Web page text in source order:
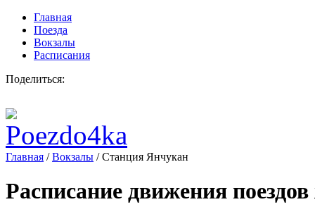
Главная
Поезда
Вокзалы
Расписания
Поделиться:
Главная /Вокзалы /Станция Янчукан
Расписание движения